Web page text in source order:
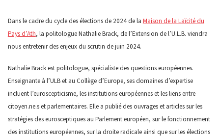
Dans le cadre du cycle des élections de 2024 de la Maison de la Laïcité du
Pays d’Ath, la politologue Nathalie Brack, de l’Extension de l’U.L.B. viendra
nous entretenir des enjeux du scrutin de juin 2024.
Nathalie Brack est politologue, spécialiste des questions européennes.
Enseignante à l’ULB et au Collège d’Europe, ses domaines d’expertise
incluent l’euroscepticisme, les institutions européennes et les liens entre
citoyen.ne.s et parlementaires. Elle a publié des ouvrages et articles sur les
stratégies des eurosceptiques au Parlement européen, sur le fonctionnement
des institutions européennes, sur la droite radicale ainsi que sur les élections